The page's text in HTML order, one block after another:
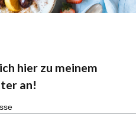
hier zu meinem
an!